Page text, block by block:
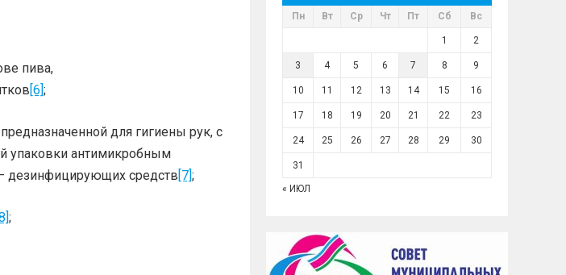
пива,
[6];
для гигиены рук, с
упаковки антимикробным
дезинфицирующих средств[7];
;
Пн Вт Ср Чт Пт Сб Вс
1 2
3 4 5 6 7 8 9
10 11 12 13 14 15 16
17 18 19 20 21 22 23
24 25 26 27 28 29 30
31
« ИЮЛ